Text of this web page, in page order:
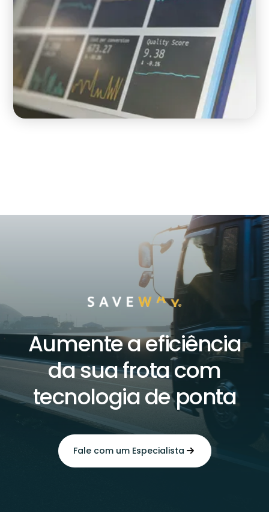
Aumente a eficiência
da sua frota com
tecnologia de ponta
Fale com um Especialista